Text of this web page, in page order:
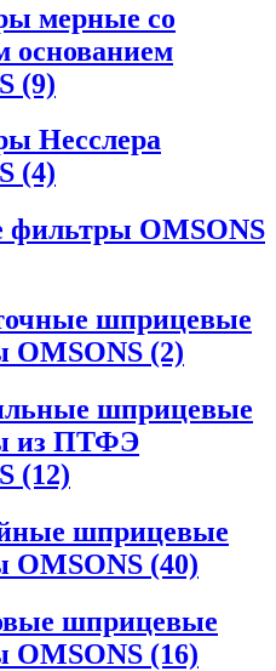
мерные со
основанием
(9)
Несслера
(4)
OMSONS
шприцевые
OMSONS (2)
шприцевые
из ПТФЭ
(12)
шприцевые
OMSONS (40)
шприцевые
OMSONS (16)